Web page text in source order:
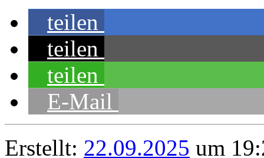
teilen
teilen
teilen
E-Mail
Erstellt: 22.09.2025 um